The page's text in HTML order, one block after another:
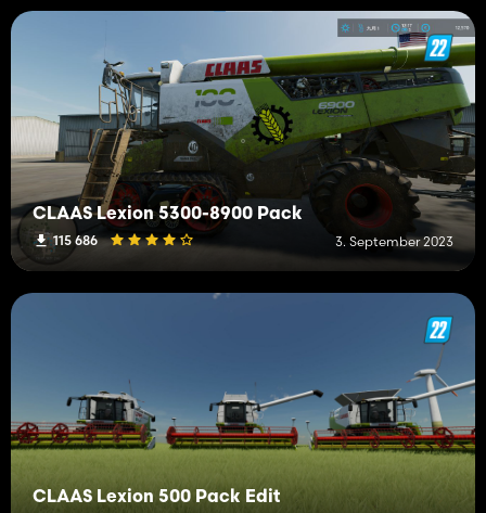
CLAAS Lexion 5300-8900 Pack
115 686 3. September 2023
CLAAS Lexion 500 Pack Edit